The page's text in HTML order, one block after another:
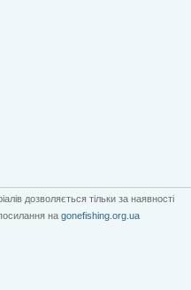
дозволяється тільки за наявності
на gonefishing.org.ua